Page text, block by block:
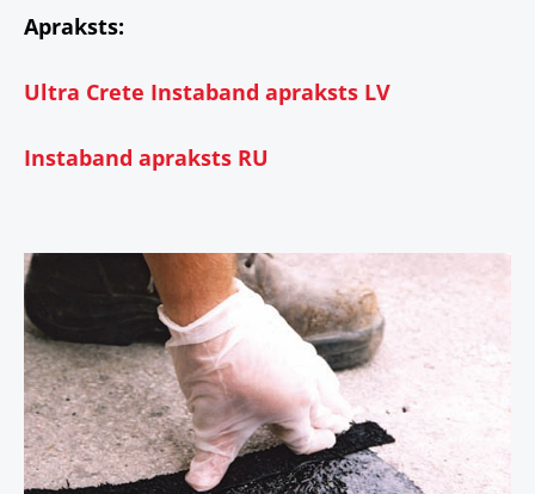
Apraksts:
Ultra Crete Instaband apraksts LV
Instaband apraksts RU